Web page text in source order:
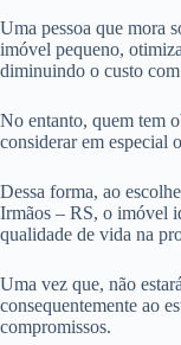
Uma pessoa que mora
imóvel pequeno,
diminuindo o custo
No entanto, quem tem
considerar em especial
Dessa forma, ao
Irmãos – RS, o imóvel
qualidade de vida na
Uma vez que, não
consequentemente ao
compromissos.